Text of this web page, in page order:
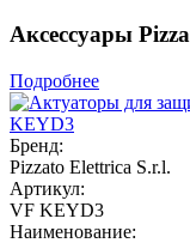
Аксессуары
Подробнее
Бренд:
Pizzato Elettrica S.r.l.
Артикул:
VF KEYD3
Наименование: